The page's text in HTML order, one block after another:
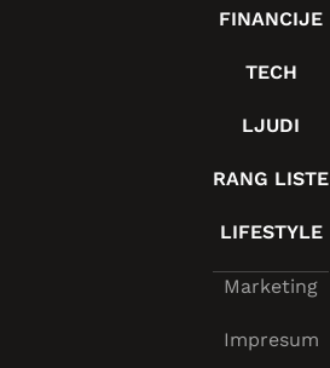
FINANCIJE
TECH
LJUDI
RANG LISTE
LIFESTYLE
Marketing
Impresum